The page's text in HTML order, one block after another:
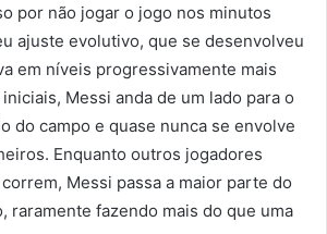
por não jogar o jogo nos minutos
ajuste evolutivo, que se desenvolveu
em níveis progressivamente mais
Messi anda de um lado para o
do campo e quase nunca se envolve
Enquanto outros jogadores
Messi passa a maior parte do
raramente fazendo mais do que uma